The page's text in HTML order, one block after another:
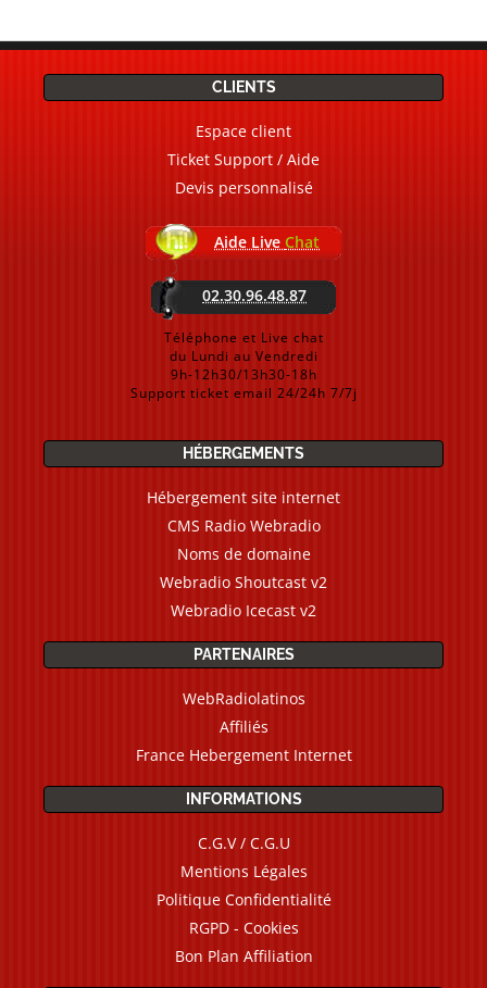
CLIENTS
Espace client
Ticket Support / Aide
Devis personnalisé
Aide Live Chat
02.30.96.48.87
Téléphone et Live chat
du Lundi au Vendredi
9h-12h30/13h30-18h
Support ticket email 24/24h 7/7j
HÉBERGEMENTS
Hébergement site internet
CMS Radio Webradio
Noms de domaine
Webradio Shoutcast v2
Webradio Icecast v2
PARTENAIRES
WebRadiolatinos
Affiliés
France Hebergement Internet
INFORMATIONS
C.G.V / C.G.U
Mentions Légales
Politique Confidentialité
RGPD - Cookies
Bon Plan Affiliation